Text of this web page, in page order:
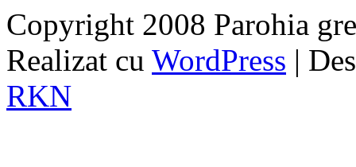
Copyright 2008 Parohia
Realizat cu WordPress |
RKN